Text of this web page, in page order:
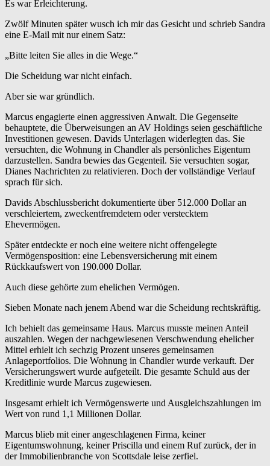
Es war Erleichterung.
Zwölf Minuten später wusch ich mir das Gesicht und schrieb Sandra
eine E-Mail mit nur einem Satz:
„Bitte leiten Sie alles in die Wege.“
Die Scheidung war nicht einfach.
Aber sie war gründlich.
Marcus engagierte einen aggressiven Anwalt. Die Gegenseite
behauptete, die Überweisungen an AV Holdings seien geschäftliche
Investitionen gewesen. Davids Unterlagen widerlegten das. Sie
versuchten, die Wohnung in Chandler als persönliches Eigentum
darzustellen. Sandra bewies das Gegenteil. Sie versuchten sogar,
Dianes Nachrichten zu relativieren. Doch der vollständige Verlauf
sprach für sich.
Davids Abschlussbericht dokumentierte über 512.000 Dollar an
verschleiertem, zweckentfremdetem oder verstecktem
Ehevermögen.
Später entdeckte er noch eine weitere nicht offengelegte
Vermögensposition: eine Lebensversicherung mit einem
Rückkaufswert von 190.000 Dollar.
Auch diese gehörte zum ehelichen Vermögen.
Sieben Monate nach jenem Abend war die Scheidung rechtskräftig.
Ich behielt das gemeinsame Haus. Marcus musste meinen Anteil
auszahlen. Wegen der nachgewiesenen Verschwendung ehelicher
Mittel erhielt ich sechzig Prozent unseres gemeinsamen
Anlageportfolios. Die Wohnung in Chandler wurde verkauft. Der
Versicherungswert wurde aufgeteilt. Die gesamte Schuld aus der
Kreditlinie wurde Marcus zugewiesen.
Insgesamt erhielt ich Vermögenswerte und Ausgleichszahlungen im
Wert von rund 1,1 Millionen Dollar.
Marcus blieb mit einer angeschlagenen Firma, keiner
Eigentumswohnung, keiner Priscilla und einem Ruf zurück, der in
der Immobilienbranche von Scottsdale leise zerfiel.